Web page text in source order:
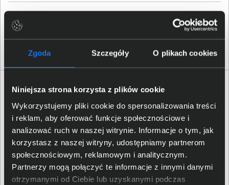
Zgoda Szczegóły O plikach cookies
Niniejsza strona korzysta z plików cookie
Wykorzystujemy pliki cookie do spersonalizowania treści
i reklam, aby oferować funkcje społecznościowe i
analizować ruch w naszej witrynie. Informacje o tym, jak
korzystasz z naszej witryny, udostępniamy partnerom
społecznościowym, reklamowym i analitycznym.
Partnerzy mogą połączyć te informacje z innymi danymi
otrzymanymi od Ciebie lub uzyskanymi podczas
Osoba odpowiedzialna za
produkt
Synology GmbH;
Grafenberger Allee 295,
Düsseldorf 40237, Niemcy;
Opinie o produkcie
Oceń produkt
0/5 0 - ilość opinii o produkcie
5